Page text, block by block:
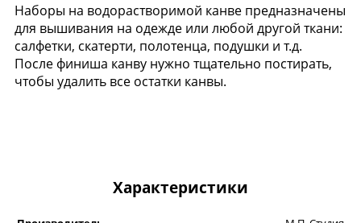
Наборы на водорастворимой канве предназначены
для вышивания на одежде или любой другой ткани:
салфетки, скатерти, полотенца, подушки и т.д.
После финиша канву нужно тщательно постирать,
чтобы удалить все остатки канвы.
Характеристики